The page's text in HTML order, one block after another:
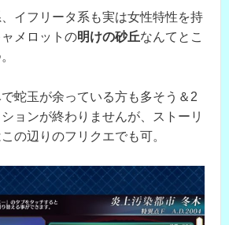
イフリータ系も実は女性特性を持
メロットの明けの砂丘なんてとこ
蛇玉が余っている方も多そう＆2
ョンが終わりませんが、ストーリ
の辺りのフリクエでも可。